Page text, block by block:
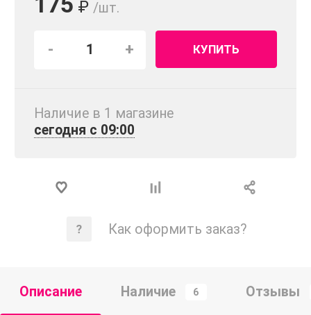
₽ /шт.
- + КУПИТЬ
Наличие в 1 магазинe
сегодня с 09:00
Как оформить заказ?
Описание Наличие 6 Отзывы